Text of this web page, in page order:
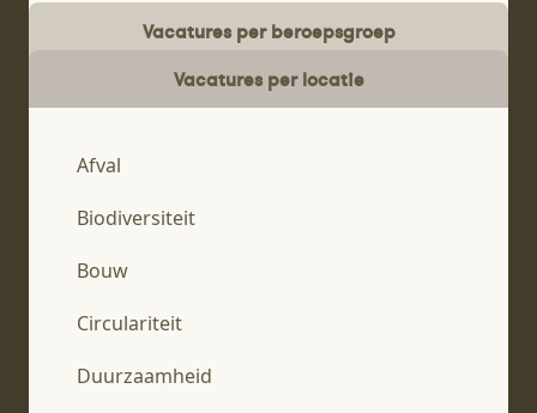
Vacatures per beroepsgroep
Vacatures per locatie
Afval
Biodiversiteit
Bouw
Circulariteit
Duurzaamheid